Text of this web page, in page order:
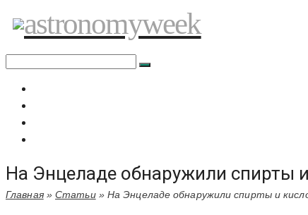
astronomyweek
На Энцеладе обнаружили спирты
Главная»Статьи» На Энцеладе обнаружили спирты и